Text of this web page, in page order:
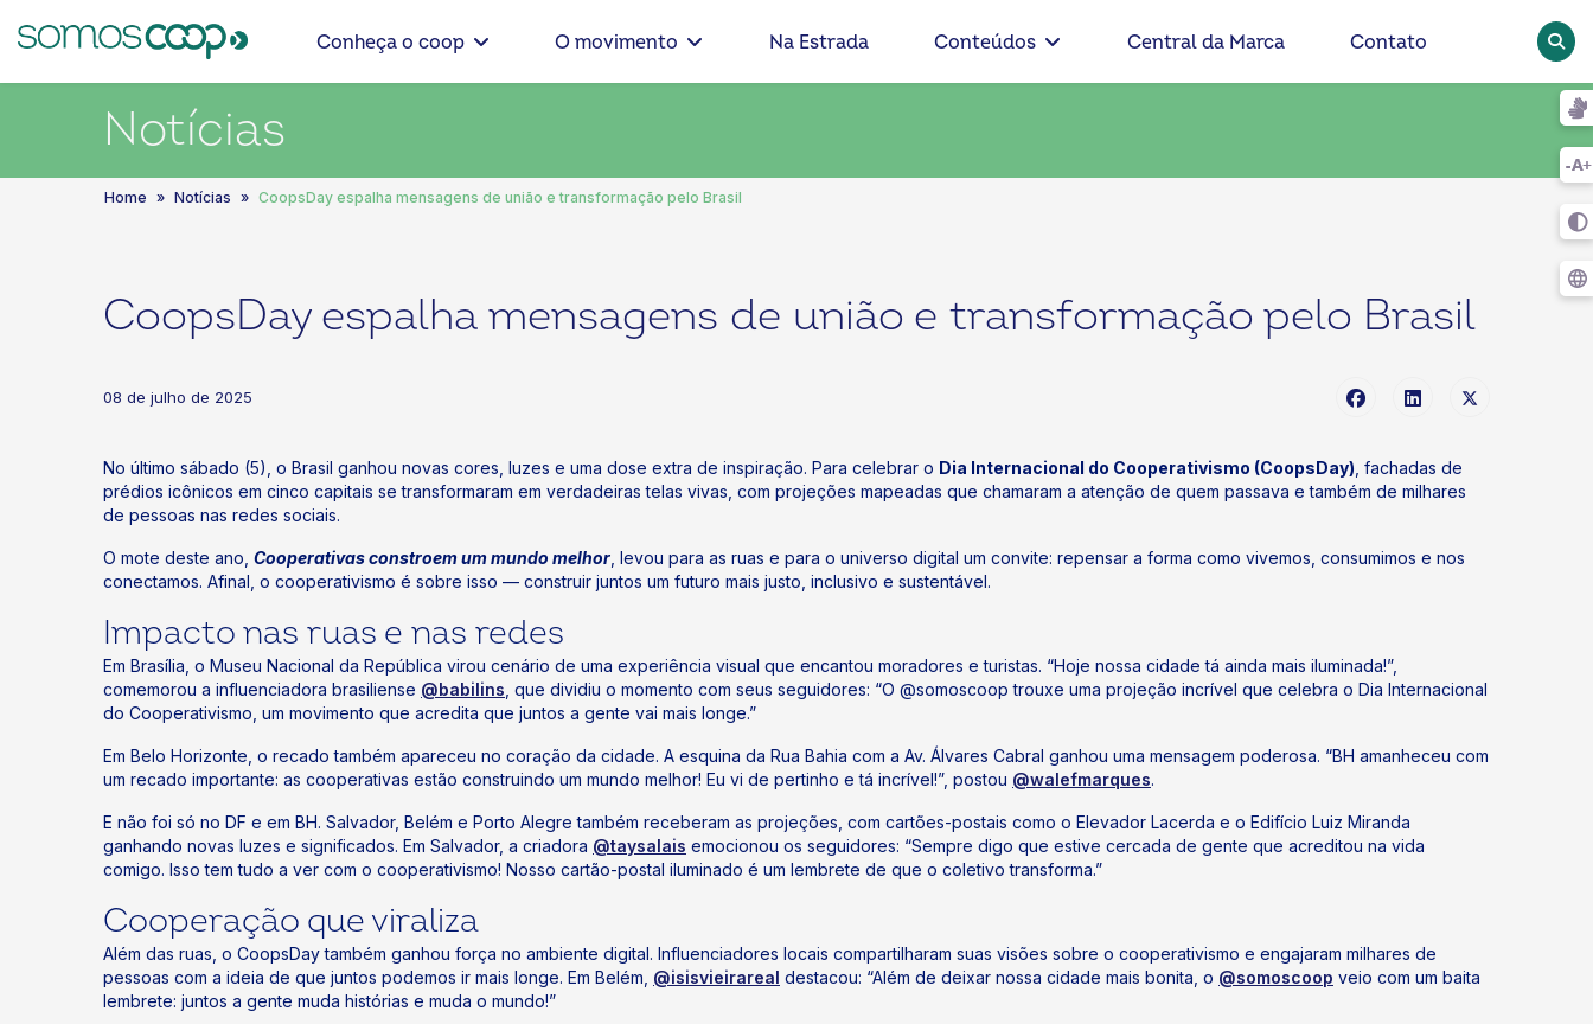
Conheça o coop O movimento Na Estrada Conteúdos Central da Marca Contato
Notícias
Home Notícias CoopsDay espalha mensagens de união e transformação pelo Brasil
CoopsDay espalha mensagens de união e transformação pelo Brasil
08 de julho de 2025
No último sábado (5), o Brasil ganhou novas cores, luzes e uma dose extra de inspiração. Para celebrar o Dia Internacional do Cooperativismo (CoopsDay) , fachadas de
prédios icônicos em cinco capitais se transformaram em verdadeiras telas vivas, com projeções mapeadas que chamaram a atenção de quem passava e também de milhares
de pessoas nas redes sociais.
O mote deste ano, Cooperativas constroem um mundo melhor , levou para as ruas e para o universo digital um convite: repensar a forma como vivemos, consumimos e nos
conectamos. Afinal, o cooperativismo é sobre isso — construir juntos um futuro mais justo, inclusivo e sustentável.
Impacto nas ruas e nas redes
Em Brasília, o Museu Nacional da República virou cenário de uma experiência visual que encantou moradores e turistas. “Hoje nossa cidade tá ainda mais iluminada!”,
comemorou a influenciadora brasiliense @babilins , que dividiu o momento com seus seguidores: “O @somoscoop trouxe uma projeção incrível que celebra o Dia Internacional
do Cooperativismo, um movimento que acredita que juntos a gente vai mais longe.”
Em Belo Horizonte, o recado também apareceu no coração da cidade. A esquina da Rua Bahia com a Av. Álvares Cabral ganhou uma mensagem poderosa. “BH amanheceu com
um recado importante: as cooperativas estão construindo um mundo melhor! Eu vi de pertinho e tá incrível!”, postou @walefmarques.
E não foi só no DF e em BH. Salvador, Belém e Porto Alegre também receberam as projeções, com cartões-postais como o Elevador Lacerda e o Edifício Luiz Miranda
ganhando novas luzes e significados. Em Salvador, a criadora @taysalais emocionou os seguidores: “Sempre digo que estive cercada de gente que acreditou na vida
comigo. Isso tem tudo a ver com o cooperativismo! Nosso cartão-postal iluminado é um lembrete de que o coletivo transforma.”
Cooperação que viraliza
Além das ruas, o CoopsDay também ganhou força no ambiente digital. Influenciadores locais compartilharam suas visões sobre o cooperativismo e engajaram milhares de
pessoas com a ideia de que juntos podemos ir mais longe. Em Belém, @isisvieirareal destacou: “Além de deixar nossa cidade mais bonita, o @somoscoop veio com um baita
lembrete: juntos a gente muda histórias e muda o mundo!”